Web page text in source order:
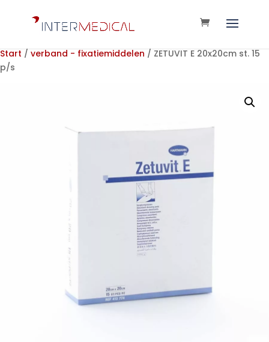
Start / verband - fixatiemiddelen / ZETUVIT E 20x20cm st. 15
p/s